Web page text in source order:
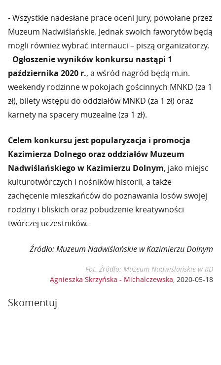
- Wszystkie nadesłane prace oceni jury, powołane przez
Muzeum Nadwiślańskie. Jednak swoich faworytów będą
mogli również wybrać internauci – piszą organizatorzy.
- Ogłoszenie wyników konkursu nastąpi 1
października 2020 r., a wśród nagród będą m.in.
weekendy rodzinne w pokojach gościnnych MNKD (za 1
zł), bilety wstępu do oddziałów MNKD (za 1 zł) oraz
karnety na spacery muzealne (za 1 zł).
Celem konkursu jest popularyzacja i promocja
Kazimierza Dolnego oraz oddziałów Muzeum
Nadwiślańskiego w Kazimierzu Dolnym, jako miejsc
kulturotwórczych i nośników historii, a także
zachęcenie mieszkańców do poznawania losów swojej
rodziny i bliskich oraz pobudzenie kreatywności
twórczej uczestników.
Źródło: Muzeum Nadwiślańskie w Kazimierzu Dolnym
Fot. Źródło: Muzeum Nadwiślańskie w KD
Agnieszka Skrzyńska - Michalczewska, 2020-05-18
Skomentuj